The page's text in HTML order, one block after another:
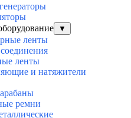
▼
ленты
ленты
и натяжители
ремни